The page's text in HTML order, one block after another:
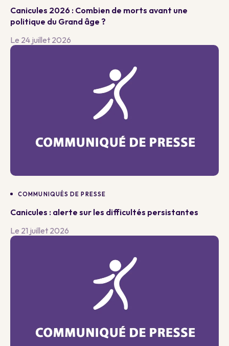
Canicules 2026 : Combien de morts avant une
politique du Grand âge ?
Le 24 juillet 2026
COMMUNIQUÉS DE PRESSE
Canicules : alerte sur les difficultés persistantes
Le 21 juillet 2026